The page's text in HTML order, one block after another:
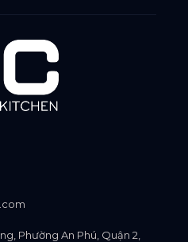
Phường An Phú, Quận 2,